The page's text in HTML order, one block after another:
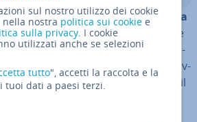
un’ avventura online condivisa a
proprio server “7 Days to Die”. Se
ap­pro­pria­to, ottenete co­mo­da­
server dedicato del gioco di so­prav­
a questo scopo tramite il
SteamCMD.
sul nostro utilizzo dei cookie
nostra politica sui cookie e
sulla privacy. I cookie
utilizzati anche se selezioni
tutto", accetti la raccolta e la
tuoi dati a paesi terzi.